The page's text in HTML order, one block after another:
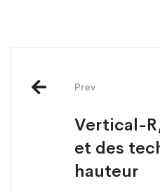
Prev
Vertical-
et des
hauteur